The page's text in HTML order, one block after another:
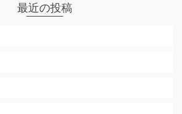
最近の投稿